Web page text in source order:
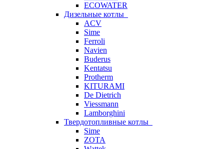
ECOWATER
Дизельные котлы
ACV
Sime
Ferroli
Navien
Buderus
Kentatsu
Protherm
KITURAMI
De Dietrich
Viessmann
Lamborghini
Твердотопливные котлы
Sime
ZOTA